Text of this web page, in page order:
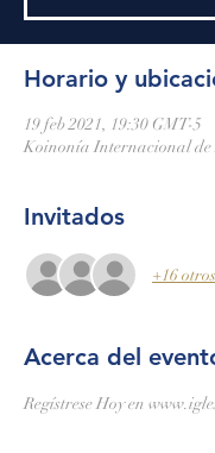
Horario y
19 feb 2021, 19:30 GMT-5
Koinonía Internacional de
Invitados
+16
Acerca del
Regístrese Hoy en